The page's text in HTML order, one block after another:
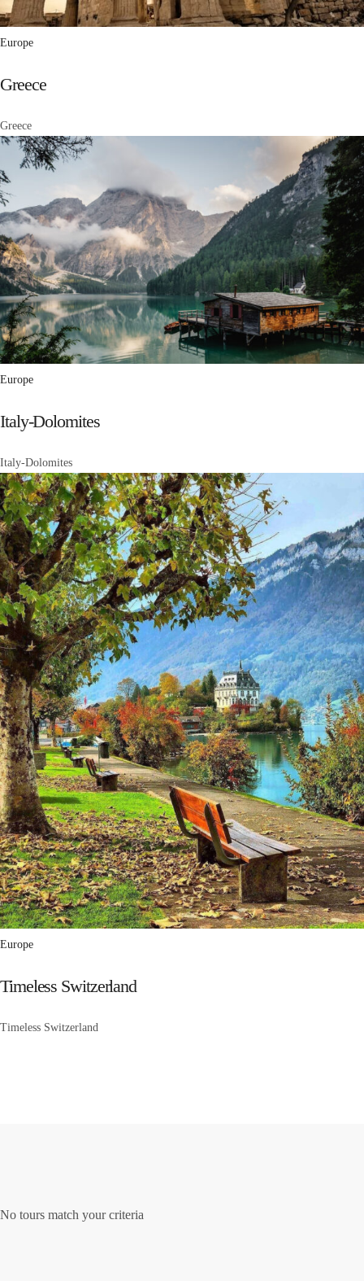
Europe
Greece
Greece
Europe
Italy-Dolomites
Italy-Dolomites
Europe
Timeless Switzerland
Timeless Switzerland
No tours match your criteria